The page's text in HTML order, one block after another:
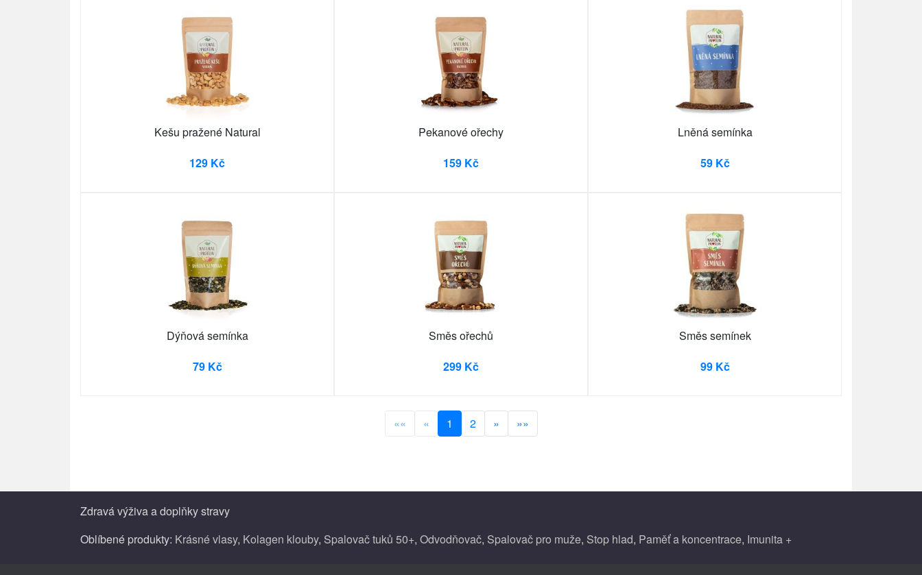
Kešu pražené Natural
129 Kč
Pekanové ořechy
159 Kč
Lněná semínka
59 Kč
Dýňová semínka
79 Kč
Směs ořechů
299 Kč
Směs semínek
99 Kč
«« « 1 2 » »»
Zdravá výživa a doplňky stravy
Oblíbené produkty: Krásné vlasy, Kolagen klouby, Spalovač tuků 50+, Odvodňovač, Spalovač pro muže, Stop hlad, Paměť a koncentrace, Imunita +